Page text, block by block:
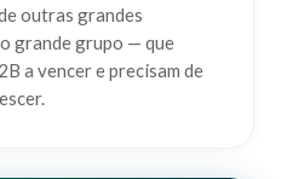
outras grandes
grande grupo — que
a vencer e precisam de